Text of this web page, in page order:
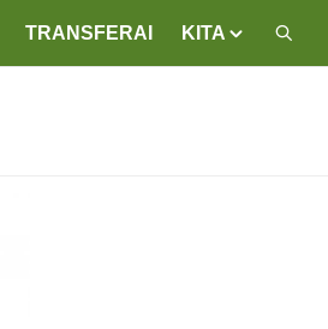
TRANSFERAI KITA